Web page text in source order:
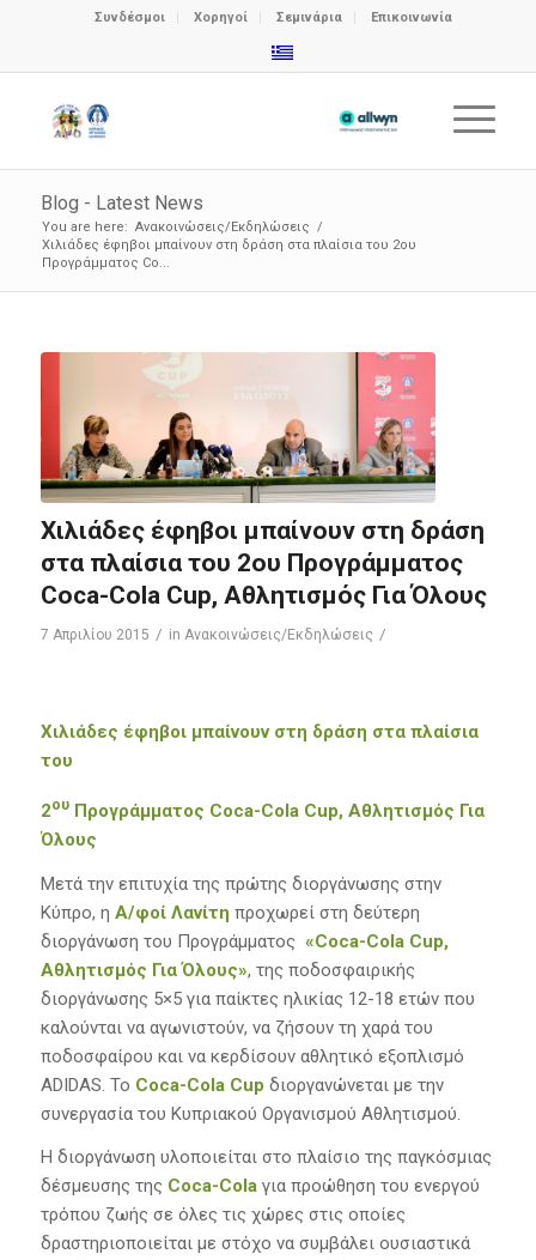
Συνδέσμοι Χορηγοί Σεμινάρια Επικοινωνία
Blog - Latest News
You are here: Ανακοινώσεις/Εκδηλώσεις /
Χιλιάδες έφηβοι μπαίνουν στη δράση στα πλαίσια του 2ου
Προγράμματος Co...
Χιλιάδες έφηβοι μπαίνουν στη δράση
στα πλαίσια του 2ου Προγράμματος
Coca-Cola Cup, Αθλητισμός Για Όλους
7 Απριλίου 2015 / in Ανακοινώσεις/Εκδηλώσεις /
Χιλιάδες έφηβοι μπαίνουν στη δράση στα πλαίσια
του
2ουΠρογράμματος Coca-Cola Cup, Αθλητισμός Για
Όλους
Μετά την επιτυχία της πρώτης διοργάνωσης στην
Κύπρο, η Α/φοί Λανίτη προχωρεί στη δεύτερη
διοργάνωση του Προγράμματος «Coca-Cola Cup,
Αθλητισμός Για Όλους», της ποδοσφαιρικής
διοργάνωσης 5×5 για παίκτες ηλικίας 12-18 ετών που
καλούνται να αγωνιστούν, να ζήσουν τη χαρά του
ποδοσφαίρου και να κερδίσουν αθλητικό εξοπλισμό
ADIDAS. Το Coca-Cola Cup διοργανώνεται με την
συνεργασία του Κυπριακού Οργανισμού Αθλητισμού.
Η διοργάνωση υλοποιείται στο πλαίσιο της παγκόσμιας
δέσμευσης της Coca-Colaγια προώθηση του ενεργού
τρόπου ζωής σε όλες τις χώρες στις οποίες
δραστηριοποιείται με στόχο να συμβάλει ουσιαστικά